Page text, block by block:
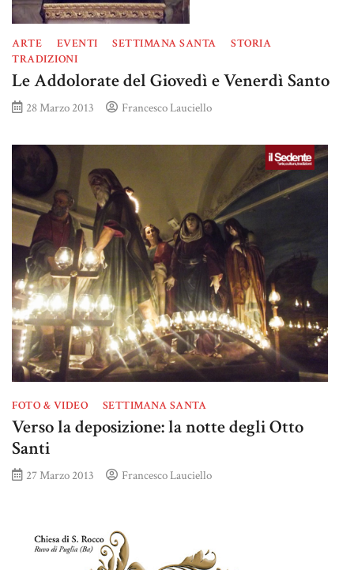
ARTE EVENTI SETTIMANA SANTA
STORIA
TRADIZIONI
Le Addolorate del Giovedì e Venerdì Santo
28 Marzo 2013 Francesco Lauciello
FOTO & VIDEO SETTIMANA SANTA
Verso la deposizione: la notte degli Otto
Santi
27 Marzo 2013 Francesco Lauciello